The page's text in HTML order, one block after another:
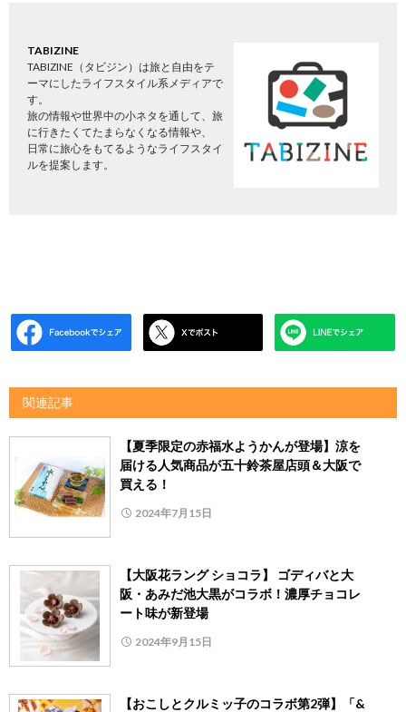
TABIZINE
TABIZINE（タビジン）は旅と自由をテ
ーマにしたライフスタイル系メディアで
す。
旅の情報や世界中の小ネタを通して、旅
に行きたくてたまらなくなる情報や、
日常に旅心をもてるようなライフスタイ
ルを提案します。
関連記事
【夏季限定の赤福水ようかんが登場】涼を
届ける人気商品が五十鈴茶屋店頭＆大阪で
買える！
2024年7月15日
【大阪花ラング ショコラ】 ゴディバと大
阪・あみだ池大黒がコラボ！濃厚チョコレ
ート味が新登場
2024年9月15日
【おこしとクルミッ子のコラボ第2弾】「&